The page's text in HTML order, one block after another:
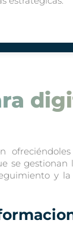
se
y